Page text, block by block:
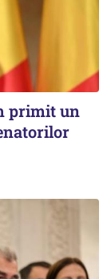
primit un